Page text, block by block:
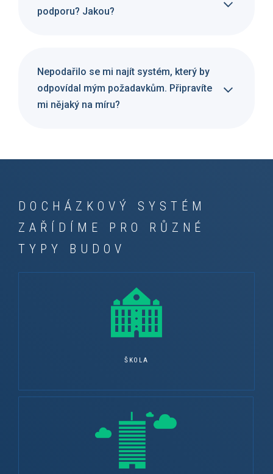
podporu? Jakou?
Nepodařilo se mi najít systém, který by
odpovídal mým požadavkům. Připravíte
mi nějaký na míru?
DOCHÁZKOVÝ SYSTÉM
ZAŘÍDÍME PRO RŮZNÉ
TYPY BUDOV
ŠKOLA